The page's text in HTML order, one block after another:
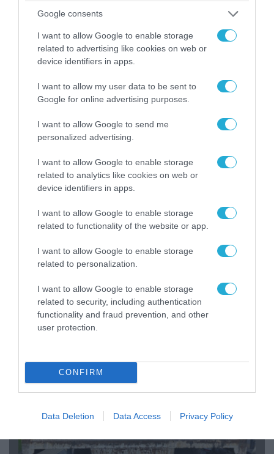
Google consents
I want to allow Google to enable storage
related to advertising like cookies on web or
device identifiers in apps.
I want to allow my user data to be sent to
Google for online advertising purposes.
I want to allow Google to send me
personalized advertising.
I want to allow Google to enable storage
related to analytics like cookies on web or
device identifiers in apps.
I want to allow Google to enable storage
related to functionality of the website or app.
I want to allow Google to enable storage
related to personalization.
I want to allow Google to enable storage
related to security, including authentication
functionality and fraud prevention, and other
user protection.
CONFIRM
Data Deletion Data Access Privacy Policy
08.08.2026 | 09:02
«Η απόλυτη τραγωδία»: Η «αιχμηρή» ανάρτηση
του Αρκά για τα τατουάζ (φωτο)
Ο Γιάννης Αλαφούζος «τέλειωσε» τον
Κωνσταντίνο Ζούλα από τον ΣΚΑΪ – Ο λόγος της
απομάκρυνσής του